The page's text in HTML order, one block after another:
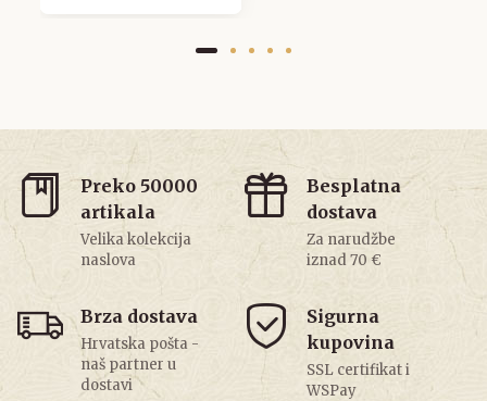
Preko 50000
artikala
Velika kolekcija
naslova
Besplatna
dostava
Za narudžbe
iznad 70 €
Brza dostava
Hrvatska pošta -
naš partner u
dostavi
Sigurna
kupovina
SSL certifikat i
WSPay